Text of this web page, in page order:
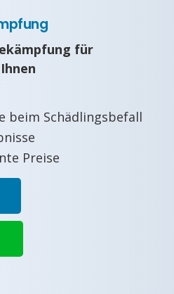
für
beim Schädlingsbefall
Preise